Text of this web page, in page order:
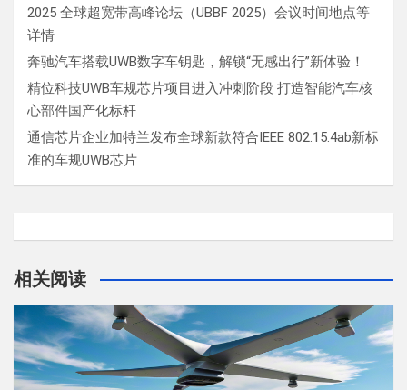
2025 全球超宽带高峰论坛（UBBF 2025）会议时间地点等
详情
奔驰汽车搭载UWB数字车钥匙，解锁“无感出行”新体验！
精位科技UWB车规芯片项目进入冲刺阶段 打造智能汽车核
心部件国产化标杆
通信芯片企业加特兰发布全球新款符合IEEE 802.15.4ab新标
准的车规UWB芯片
相关阅读